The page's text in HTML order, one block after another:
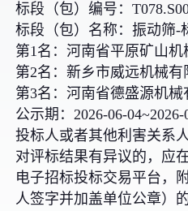
标段（包）编号：
标段（包）名称：振动筛-
第1名：河南省平原矿山机
第2名：新乡市威远机械有
第3名：河南省德盛源机械
公示期：2026-06-04~2026-
投标人或者其他利害关系
对评标结果有异议的，应
电子招标投标交易平台，
人签字并加盖单位公章）